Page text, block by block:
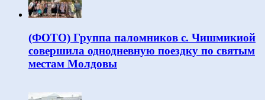
(ФОТО) Группа паломников с. Чишмикиой
совершила однодневную поездку по святым
местам Молдовы